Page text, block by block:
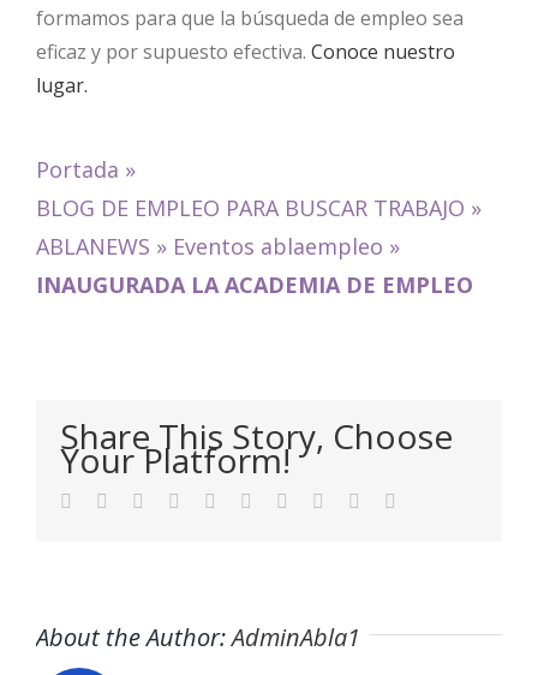
formamos para que la búsqueda de empleo sea
eficaz y por supuesto efectiva. Conoce nuestro
lugar.
Portada »
BLOG DE EMPLEO PARA BUSCAR TRABAJO »
ABLANEWS » Eventos ablaempleo »
INAUGURADA LA ACADEMIA DE EMPLEO
Share This Story, Choose
Your Platform!
Facebook
TwitterLinkedIn
Reddit WhatsApp
TumblrPinterest Xing
About the Author:AdminAbla1